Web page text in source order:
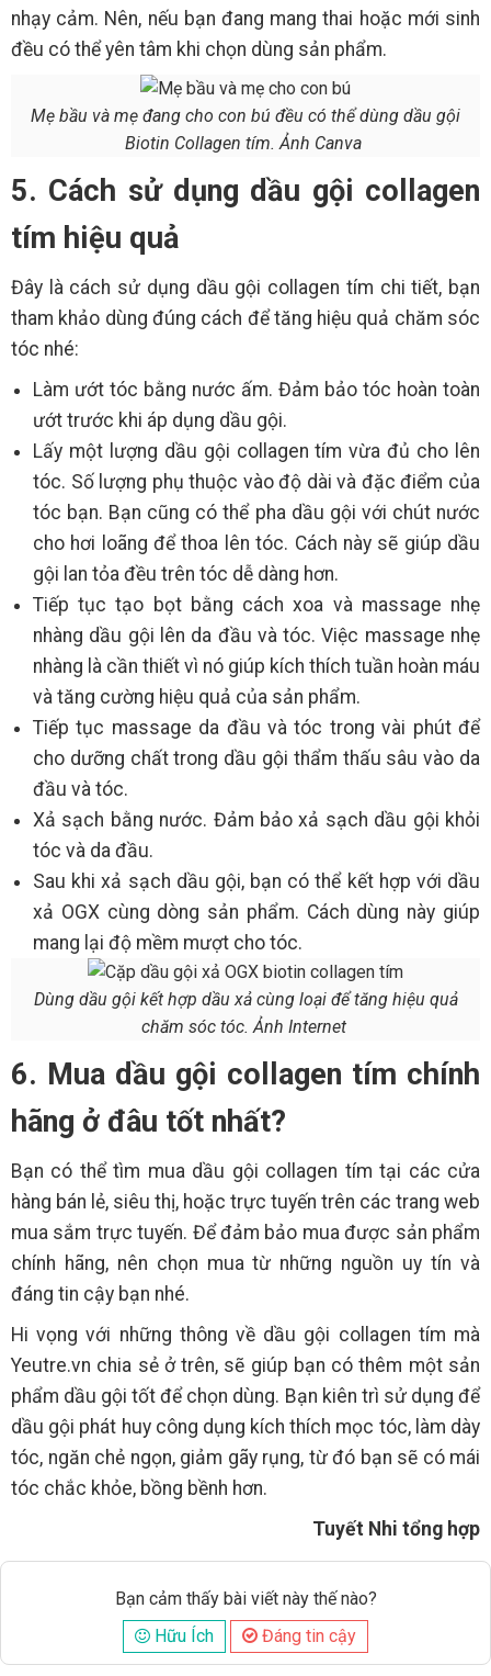
nhạy cảm. Nên, nếu bạn đang mang thai hoặc mới sinh
đều có thể yên tâm khi chọn dùng sản phẩm.
Mẹ bầu và mẹ đang cho con bú đều có thể dùng dầu gội
Biotin Collagen tím. Ảnh Canva
5. Cách sử dụng dầu gội collagen
tím hiệu quả
Đây là cách sử dụng dầu gội collagen tím chi tiết, bạn
tham khảo dùng đúng cách để tăng hiệu quả chăm sóc
tóc nhé:
Làm ướt tóc bằng nước ấm. Đảm bảo tóc hoàn toàn
ướt trước khi áp dụng dầu gội.
Lấy một lượng dầu gội collagen tím vừa đủ cho lên
tóc. Số lượng phụ thuộc vào độ dài và đặc điểm của
tóc bạn. Bạn cũng có thể pha dầu gội với chút nước
cho hơi loãng để thoa lên tóc. Cách này sẽ giúp dầu
gội lan tỏa đều trên tóc dễ dàng hơn.
Tiếp tục tạo bọt bằng cách xoa và massage nhẹ
nhàng dầu gội lên da đầu và tóc. Việc massage nhẹ
nhàng là cần thiết vì nó giúp kích thích tuần hoàn máu
và tăng cường hiệu quả của sản phẩm.
Tiếp tục massage da đầu và tóc trong vài phút để
cho dưỡng chất trong dầu gội thẩm thấu sâu vào da
đầu và tóc.
Xả sạch bằng nước. Đảm bảo xả sạch dầu gội khỏi
tóc và da đầu.
Sau khi xả sạch dầu gội, bạn có thể kết hợp với dầu
xả OGX cùng dòng sản phẩm. Cách dùng này giúp
mang lại độ mềm mượt cho tóc.
Dùng dầu gội kết hợp dầu xả cùng loại để tăng hiệu quả
chăm sóc tóc. Ảnh Internet
6. Mua dầu gội collagen tím chính
hãng ở đâu tốt nhất?
Bạn có thể tìm mua dầu gội collagen tím tại các cửa
hàng bán lẻ, siêu thị, hoặc trực tuyến trên các trang web
mua sắm trực tuyến. Để đảm bảo mua được sản phẩm
chính hãng, nên chọn mua từ những nguồn uy tín và
đáng tin cậy bạn nhé.
Hi vọng với những thông về dầu gội collagen tím mà
Yeutre.vn chia sẻ ở trên, sẽ giúp bạn có thêm một sản
phẩm dầu gội tốt để chọn dùng. Bạn kiên trì sử dụng để
dầu gội phát huy công dụng kích thích mọc tóc, làm dày
tóc, ngăn chẻ ngọn, giảm gãy rụng, từ đó bạn sẽ có mái
tóc chắc khỏe, bồng bềnh hơn.
Tuyết Nhi tổng hợp
Bạn cảm thấy bài viết này thế nào?
Hữu Ích
Đáng tin cậy